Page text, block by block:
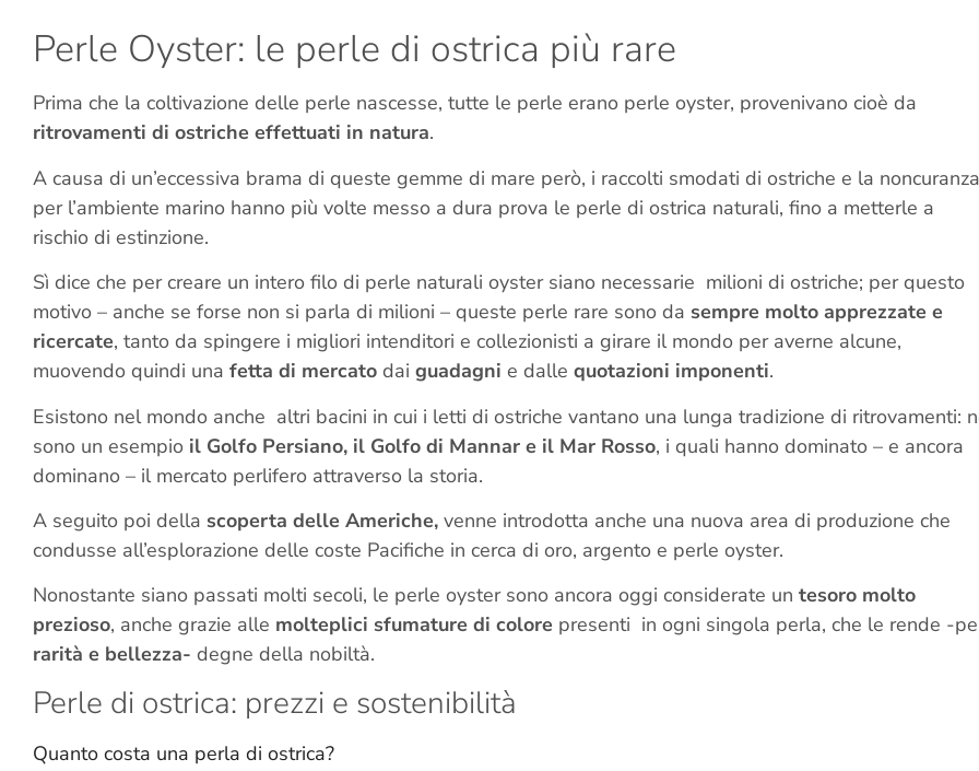
Perle Oyster: le perle di ostrica più rare
Prima che la coltivazione delle perle nascesse, tutte le perle erano perle oyster, provenivano cioè da
ritrovamenti di ostriche effettuati in natura.
A causa di un’eccessiva brama di queste gemme di mare però, i raccolti smodati di ostriche e la noncuranza
per l’ambiente marino hanno più volte messo a dura prova le perle di ostrica naturali, fino a metterle a
rischio di estinzione.
Sì dice che per creare un intero filo di perle naturali oyster siano necessarie milioni di ostriche; per questo
motivo – anche se forse non si parla di milioni – queste perle rare sono da sempre molto apprezzate e
ricercate, tanto da spingere i migliori intenditori e collezionisti a girare il mondo per averne alcune,
muovendo quindi una fetta di mercato dai guadagni e dalle quotazioni imponenti.
Esistono nel mondo anche altri bacini in cui i letti di ostriche vantano una lunga tradizione di ritrovamenti:
sono un esempio il Golfo Persiano, il Golfo di Mannar e il Mar Rosso, i quali hanno dominato – e ancora
dominano – il mercato perlifero attraverso la storia.
A seguito poi della scoperta delle Americhe, venne introdotta anche una nuova area di produzione che
condusse all’esplorazione delle coste Pacifiche in cerca di oro, argento e perle oyster.
Nonostante siano passati molti secoli, le perle oyster sono ancora oggi considerate un tesoro molto
prezioso, anche grazie alle molteplici sfumature di colore presenti in ogni singola perla, che le rende -
rarità e bellezza- degne della nobiltà.
Perle di ostrica: prezzi e sostenibilità
Quanto costa una perla di ostrica?